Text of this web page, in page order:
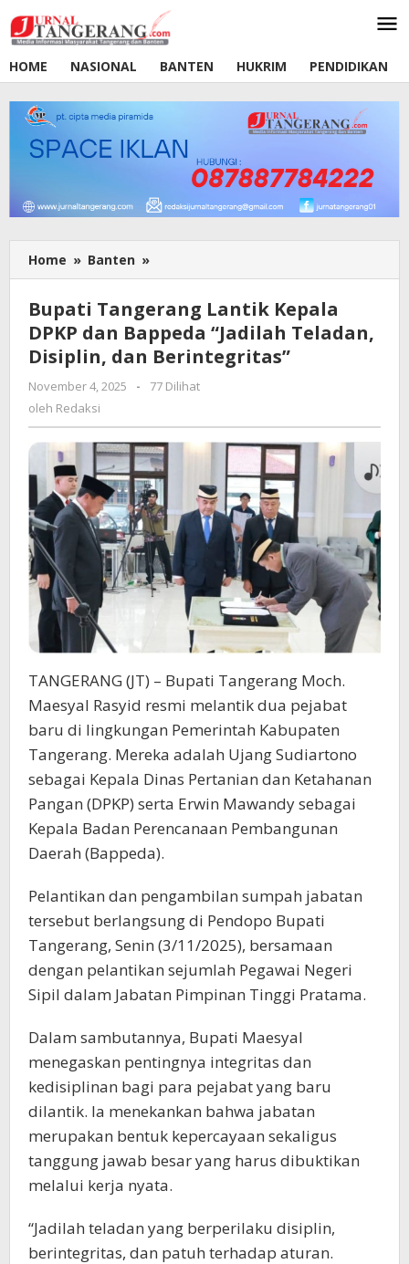
ke
konten
HOME
NASIONAL BANTEN HUKRIM PENDIDIKAN
Home » Banten »
Tangerang
Kepala
DPKP
dan
“Jadilah
Disiplin,
dan
Berintegritas”
Bupati Tangerang Lantik Kepala
DPKP dan Bappeda “Jadilah Teladan,
Disiplin, dan Berintegritas”
November 4, 2025
oleh
-
77 Dilihat
oleh Redaksi
TANGERANG (JT) – Bupati Tangerang Moch.
Maesyal Rasyid resmi melantik dua pejabat
baru di lingkungan Pemerintah Kabupaten
Tangerang. Mereka adalah Ujang Sudiartono
sebagai Kepala Dinas Pertanian dan Ketahanan
Pangan (DPKP) serta Erwin Mawandy sebagai
Kepala Badan Perencanaan Pembangunan
Daerah (Bappeda).
Pelantikan dan pengambilan sumpah jabatan
tersebut berlangsung di Pendopo Bupati
Tangerang, Senin (3/11/2025), bersamaan
dengan pelantikan sejumlah Pegawai Negeri
Sipil dalam Jabatan Pimpinan Tinggi Pratama.
Dalam sambutannya, Bupati Maesyal
menegaskan pentingnya integritas dan
kedisiplinan bagi para pejabat yang baru
dilantik. Ia menekankan bahwa jabatan
merupakan bentuk kepercayaan sekaligus
tanggung jawab besar yang harus dibuktikan
melalui kerja nyata.
“Jadilah teladan yang berperilaku disiplin,
berintegritas, dan patuh terhadap aturan.